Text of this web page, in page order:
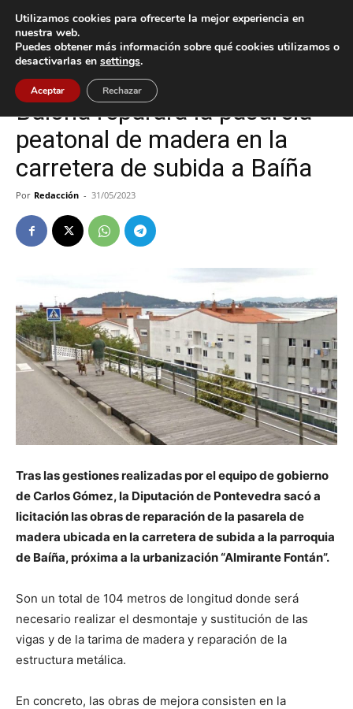
Inicio Baiona
Baiona Política
Baiona reparará la pasarela
peatonal de madera en la
carretera de subida a Baíña
Por Redacción - 31/05/2023
Tras las gestiones realizadas por el equipo de gobierno
de Carlos Gómez, la Diputación de Pontevedra sacó a
licitación las obras de reparación de la pasarela de
madera ubicada en la carretera de subida a la parroquia
de Baíña, próxima a la urbanización “Almirante Fontán”.
Son un total de 104 metros de longitud donde será
necesario realizar el desmontaje y sustitución de las
vigas y de la tarima de madera y reparación de la
estructura metálica.
En concreto, las obras de mejora consisten en la
Utilizamos cookies para ofrecerte la mejor experiencia en
nuestra web.
Puedes obtener más información sobre qué cookies utilizamos o
desactivarlas en settings.
Aceptar Rechazar